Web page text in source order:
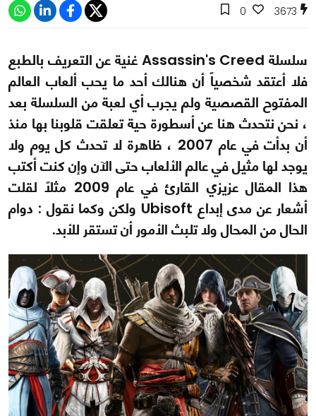
3673
0
سلسلة Assassin's Creed غنية عن التعريف بالطبع
فلا أعتقد شخصياً أن هنالك أحد ما يحب ألعاب العالم
المفتوح القصصية ولم يجرب أي لعبة من السلسلة بعد
، نحن نتحدث هنا عن أسطورة حية تعلقت قلوبنا بها منذ
أن بدأت في عام 2007 ، ظاهرة لا تحدث كل يوم ولا
يوجد لها مثيل في عالم الألعاب حتى الآن وإن كنت أكتب
هذا المقال عزيزي القارئ في عام 2009 مثلاً لقلت
أشعار عن مدى إبداع Ubisoft ولكن وكما نقول : دوام
الحال من المحال ولا تلبث الأمور أن تستقر للأبد.